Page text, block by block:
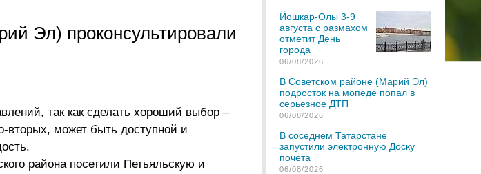
Эл) проконсультировали
так как сделать хороший выбор –
вторых, может быть доступной и
района посетили Петьяльскую и
Йошкар-Олы 3-9
августа с размахом
отметит День
города
06/08/2026
В Советском районе (Марий Эл)
подросток на мопеде попал в
серьезное ДТП
06/08/2026
В соседнем Татарстане
запустили электронную Доску
почета
06/08/2026